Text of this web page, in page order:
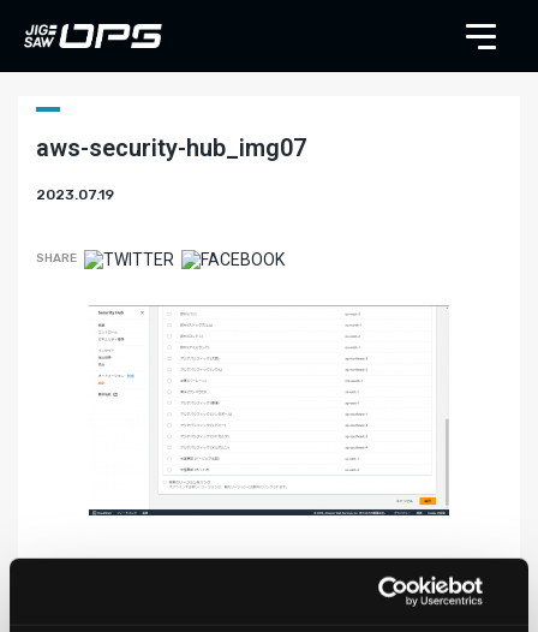
aws-security-hub_img07
2023.07.19
SHARE
SHARE